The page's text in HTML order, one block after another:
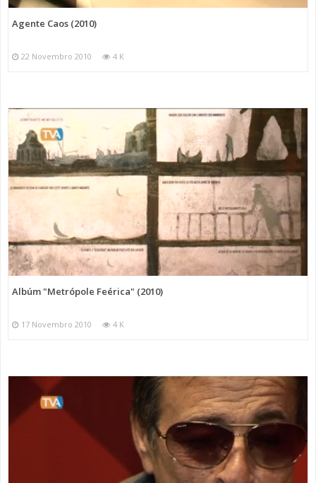
Agente Caos (2010)
22 Novembro 2010 4 K
Albúm "Metrópole Feérica" (2010)
17 Novembro 2010 4 K